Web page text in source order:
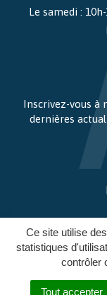
Ce site utilise
statistiques
contrôler
Tout accepter
Le samedi :
Inscrivez-vous
dernières